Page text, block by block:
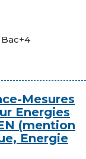
Bac+4
Mesures
Energies
(mention
Energie